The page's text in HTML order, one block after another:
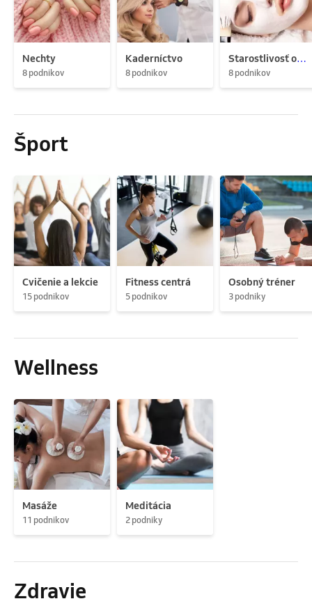
Nechty
8 podnikov
Kaderníctvo
8 podnikov
Starostlivosť o pleť
8 podnikov
Šport
Cvičenie a lekcie
15 podnikov
Fitness centrá
5 podnikov
Osobný tréner
3 podniky
Wellness
Masáže
11 podnikov
Meditácia
2 podniky
Zdravie